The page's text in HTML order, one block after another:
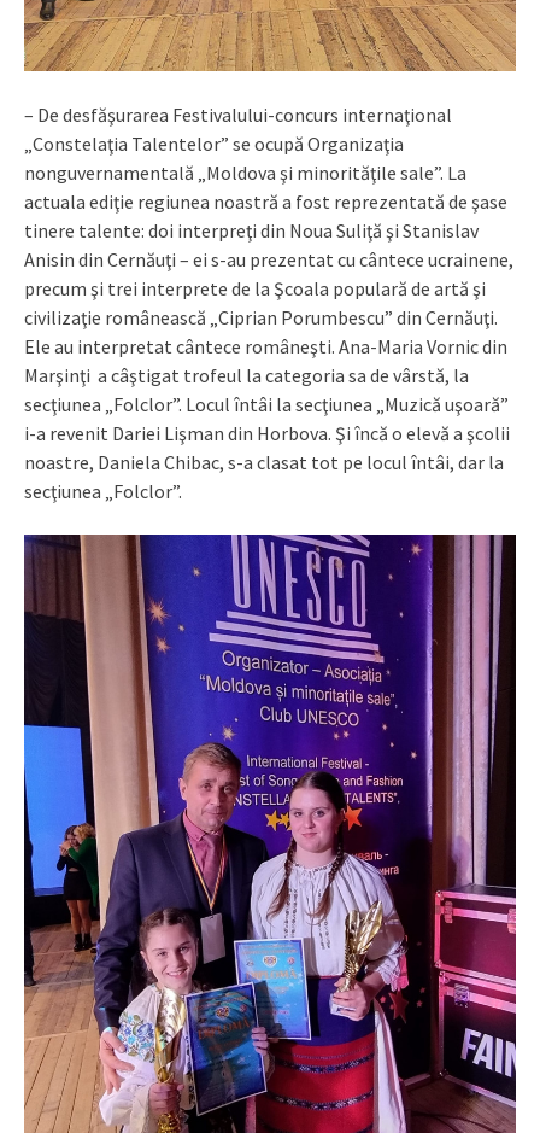
– De desfăşurarea Festivalului-concurs internaţional
„Constelaţia Talentelor” se ocupă Organizaţia
nonguvernamentală „Moldova şi minorităţile sale”. La
actuala ediţie regiunea noastră a fost reprezentată de şase
tinere talente: doi interpreţi din Noua Suliţă şi Stanislav
Anisin din Cernăuţi – ei s-au prezentat cu cântece ucrainene,
precum şi trei interprete de la Şcoala populară de artă şi
civilizaţie românească „Ciprian Porumbescu” din Cernăuţi.
Ele au interpretat cântece româneşti. Ana-Maria Vornic din
Marşinţi a câştigat trofeul la categoria sa de vârstă, la
secţiunea „Folclor”. Locul întâi la secţiunea „Muzică uşoară”
i-a revenit Dariei Lişman din Horbova. Şi încă o elevă a şcolii
noastre, Daniela Chibac, s-a clasat tot pe locul întâi, dar la
secţiunea „Folclor”.